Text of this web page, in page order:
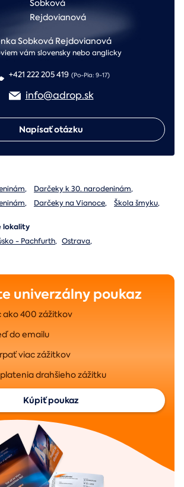
Sobková Rejdovianová
vám slovensky nebo anglicky
+421 222 205 419 (Po-Pia: 9-17)
info@adrop.sk
Napísať otázku
, Darčeky k 30. narodeninám,
, Darčeky na Vianoce, Škola šmyku,
lokality
- Pachfurth, Ostrava,
univerzálny poukaz
ako 400 zážitkov
do emailu
viac zážitkov
drahšieho zážitku
Kúpiť poukaz